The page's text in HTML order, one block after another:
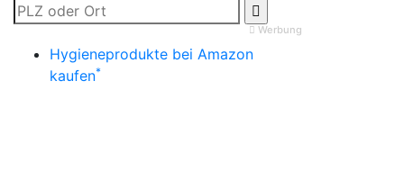
Werbung
Hygieneprodukte bei Amazon
kaufen*